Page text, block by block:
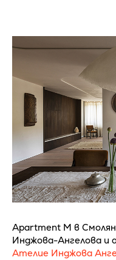
Apartment M в
Инджова-Ангелова и
Ателие Инджова